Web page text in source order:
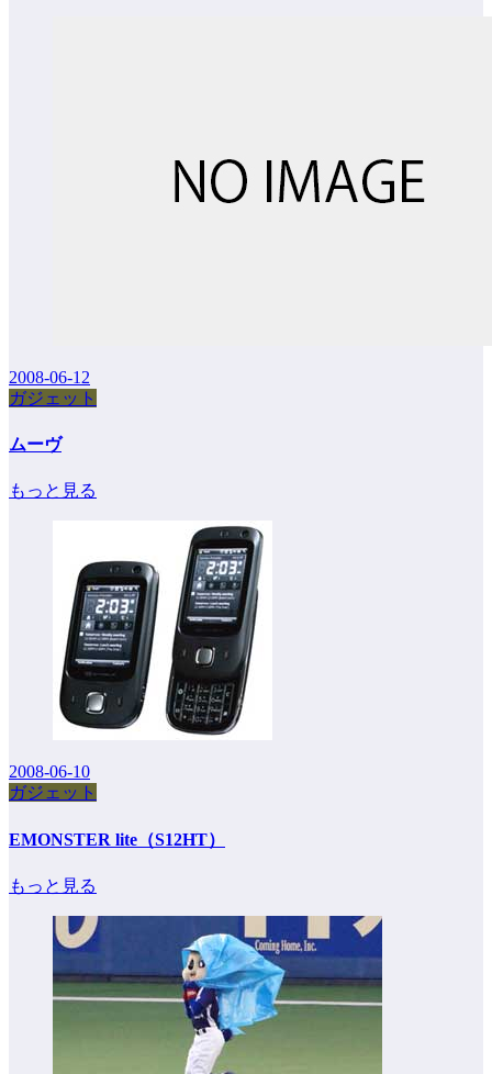
2008-06-12
ガジェット
ムーヴ
もっと見る
2008-06-10
ガジェット
EMONSTER lite（S12HT）
もっと見る